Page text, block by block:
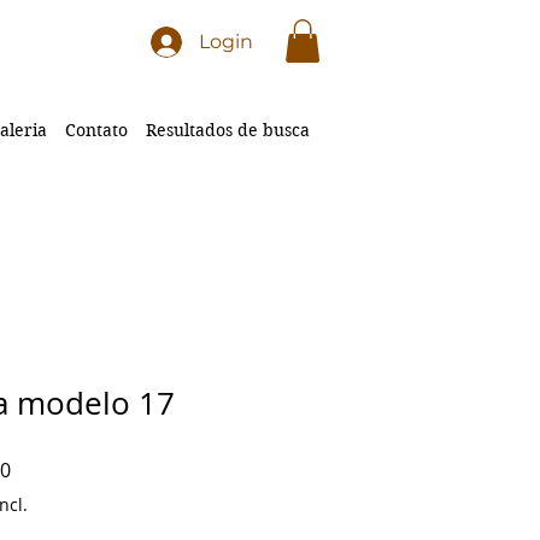
Login
Contato Resultados de busca
modelo 17
Preço
promocional